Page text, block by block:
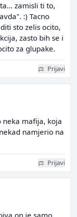
zamisli ti to,
:) Tacno
sto zelis ocito,
zasto bih se i
za glupake.
Prijavi
neka mafija, koja
namjerio na
Prijavi
on je samo